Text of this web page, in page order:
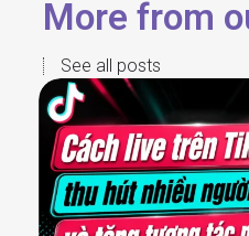
More from
See all posts